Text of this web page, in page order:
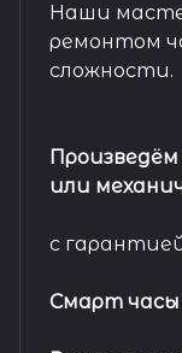
Наши
ремонтом
сложности.
или
с
Смарт